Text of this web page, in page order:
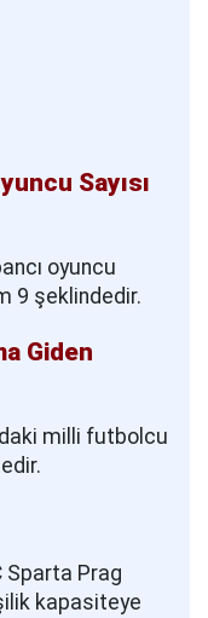
Sayısı
oyuncu
9 şeklindedir.
Giden
milli futbolcu
Sparta Prag
kapasiteye